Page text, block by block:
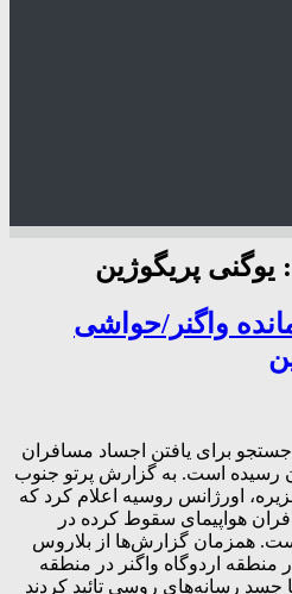
یوگنی پریگوژین
واگنر/حواشی
برای یافتن اجساد مسافران
رسیده است. به گزارش پرتو جنوب
اورژانس روسیه اعلام کرد که
هواپیمای سقوط کرده در
همزمان گزارش‌ها از بلاروس
منطقه اردوگاه واگنر در منطقه
جسد رسانه‌های روسی تائید کردند